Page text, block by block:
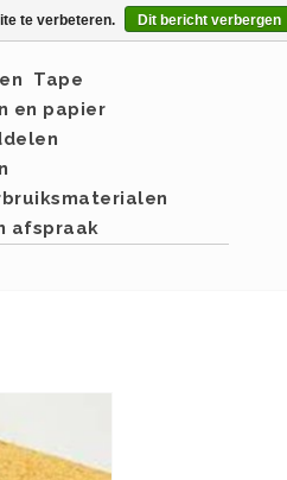
Tape
en papier
afspraak
te verbeteren. Dit bericht verbergen